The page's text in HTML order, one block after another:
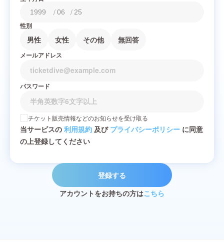
/ /
性別
男性 女性 その他 無回答
メールアドレス
パスワード
チケット販売情報などのお知らせを受け取る
当サービスの 利用規約 及び プライバシーポリシー に同意
の上登録してください
登録する
アカウントをお持ちの方はこちら